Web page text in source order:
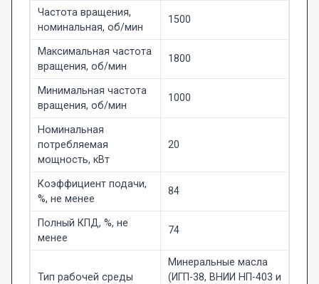
Частота вращения,
номинальная, об/мин
1500
Максимальная частота
вращения, об/мин
1800
Минимальная частота
вращения, об/мин
1000
Номинальная
потребляемая
мощность, кВт
20
Коэффициент подачи,
%, не менее
84
Полный КПД, %, не
менее
74
Тип рабочей среды
Минеральные масла
(ИГП-38, ВНИИ НП-403 и